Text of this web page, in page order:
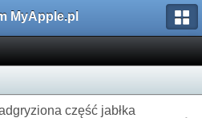
MyApple.pl
część jabłka